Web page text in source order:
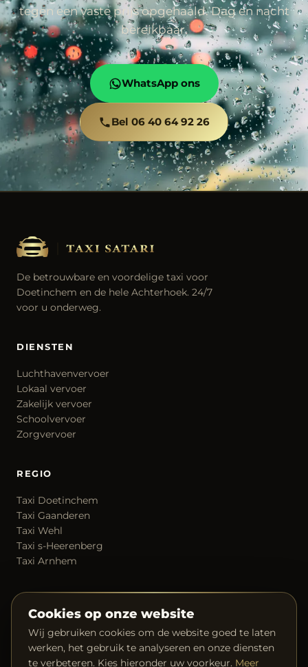
tegen een vaste prijs opgehaald. Dag en nacht
bereikbaar.
WhatsApp ons
Bel 06 40 64 92 26
De betrouwbare en voordelige taxi voor
Doetinchem en de hele Achterhoek. 24/7
voor u onderweg.
DIENSTEN
Luchthavenvervoer
Lokaal vervoer
Zakelijk vervoer
Schoolvervoer
Zorgvervoer
REGIO
Taxi Doetinchem
Taxi Gaanderen
Taxi Wehl
Taxi s-Heerenberg
Taxi Arnhem
06 40 64 92 26
info@taxisatari.nl
Over ons
Cookies op onze website
Wij gebruiken cookies om de website goed te laten
werken, het gebruik te analyseren en onze diensten
te verbeteren. Kies hieronder uw voorkeur. Meer